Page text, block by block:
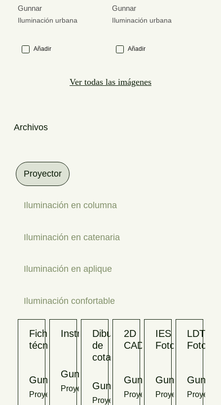
Gunnar
Iluminación urbana
Añadir
Gunnar
Iluminación urbana
Añadir
Ver todas las imágenes
Archivos
Proyector
Iluminación en columna
Iluminación en catenaria
Iluminación en aplique
Iluminación confortable
Ficha
técnica
Gunnar
Proyector
Instrucciones
Gunnar
Proyector
Dibujo
de
cotas
Gunnar
Proyector
2D
CADs
Gunnar
Proyector
IES
Fotometrías
Gunnar
Proyector
LDT
Gunnar
Proyector